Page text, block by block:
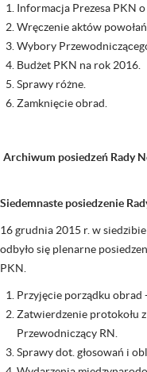
Informacja Prezesa PKN
Wręczenie aktów powołań.
Wybory
Budżet PKN na rok 2016.
Sprawy różne.
Zamknięcie obrad.
Archiwum posiedzeń Rady
Siedemnaste posiedzenie
16 grudnia 2015 r. w
odbyło się plenarne
PKN.
Przyjęcie porządku obrad
Zatwierdzenie protokołu
Przewodniczący RN.
Sprawy dot. głosowań i